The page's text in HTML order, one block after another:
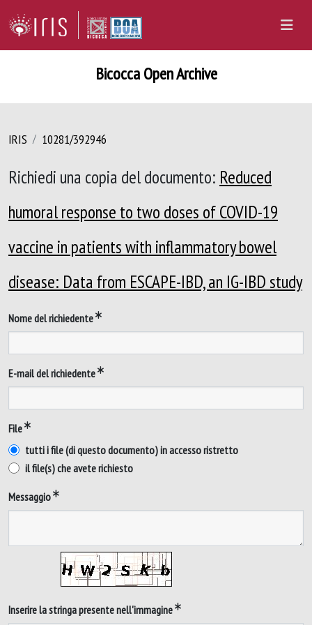
Bicocca Open Archive
IRIS 10281/392946
Richiedi una copia del documento: Reduced
humoral response to two doses of COVID-19
vaccine in patients with inflammatory bowel
disease: Data from ESCAPE-IBD, an IG-IBD study
Nome del richiedente
E-mail del richiedente
File
tutti i file (di questo documento) in accesso ristretto
il file(s) che avete richiesto
Messaggio
Inserire la stringa presente nell'immagine